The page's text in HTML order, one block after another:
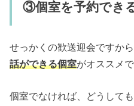
③個室を予約でき
せっかくの歓送迎会ですか
話ができる個室がオススメ
個室でなければ、どうして